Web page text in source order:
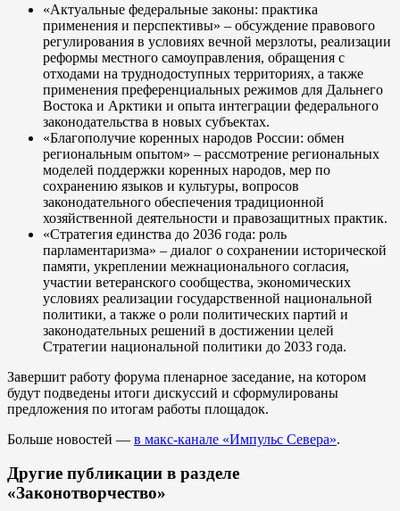
«Актуальные федеральные законы: практика
применения и перспективы» – обсуждение правового
регулирования в условиях вечной мерзлоты, реализации
реформы местного самоуправления, обращения с
отходами на труднодоступных территориях, а также
применения преференциальных режимов для Дальнего
Востока и Арктики и опыта интеграции федерального
законодательства в новых субъектах.
«Благополучие коренных народов России: обмен
региональным опытом» – рассмотрение региональных
моделей поддержки коренных народов, мер по
сохранению языков и культуры, вопросов
законодательного обеспечения традиционной
хозяйственной деятельности и правозащитных практик.
«Стратегия единства до 2036 года: роль
парламентаризма» – диалог о сохранении исторической
памяти, укреплении межнационального согласия,
участии ветеранского сообщества, экономических
условиях реализации государственной национальной
политики, а также о роли политических партий и
законодательных решений в достижении целей
Стратегии национальной политики до 2033 года.
Завершит работу форума пленарное заседание, на котором
будут подведены итоги дискуссий и сформулированы
предложения по итогам работы площадок.
Больше новостей — в макс-канале «Импульс Севера».
Другие публикации в разделе
«Законотворчество»